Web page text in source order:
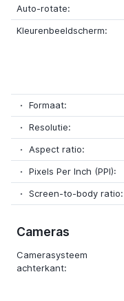
Auto-rotate:
Kleurenbeeldscherm:
Formaat:
Resolutie:
Aspect ratio:
Pixels Per Inch (PPI):
Screen-to-body ratio:
Cameras
Camerasysteem
achterkant: